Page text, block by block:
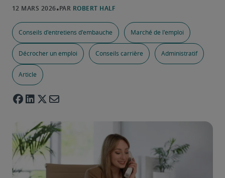
Conseils d'entretiens d'embauche Marché de l'emploi
Décrocher un emploi Conseils carrière Administratif
Article